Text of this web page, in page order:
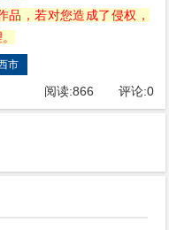
品，若对您造成了侵权，
市
阅读:866 评论:0